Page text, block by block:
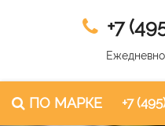
+7
ПО МАРКЕ +7